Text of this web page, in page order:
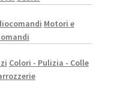
Motori e
Colori - Pulizia - Colle